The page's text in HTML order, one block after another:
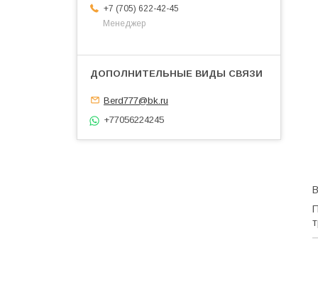
+7 (705) 622-42-45
Менеджер
Berd777@bk.ru
+77056224245